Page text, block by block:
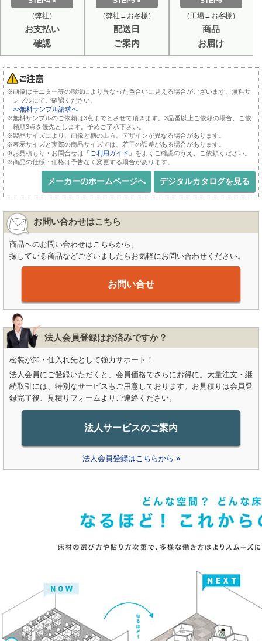
（弊社）
お支払い
確認
（弊社→お客様）
配送日
ご案内
（工場→お客様）
商品
お届け
※画像はモニター等の環境により異なった色合いに見える場合がございます。無料サ
ンプルにてご確認ください。
>>無料サンプル請求へ
※無料サンプルのご依頼は3点までとさせて頂きます。3品番以上ご依頼の場合、ご依
頼順3点を優先とします。予めご了承下さい。
※製品サイズにより、画像と柄の出方、デザインが異なる場合があります。
※表示サイズと実際の商品サイズでは、若干の誤差がある場合があります。
※お見積もり・お問合せは 「ご利用ガイド」 をよくご確認のうえ、ご依頼ください。
※商品の仕様・価格は予告なく変更する場合があります。
メーカーのホームページへ デジタルカタログを見る
お問い合わせはこちら
商品へのお問い合わせはこちらから。
探している商品などございましたらお気軽にお問い合わせください。
お問い合せ
法人会員登録はお済みですか？
松装が卸・仕入れ先として強力サポート！
法人会員にご登録いただくと、会員価格でさらにお得に。大量注文・継
続取引には、特別なサービスもご用意しております。お見積りは会員登
録完了後、見積りフォームよりご連絡ください。
法人サービスのご案内
法人会員登録はこちらから »